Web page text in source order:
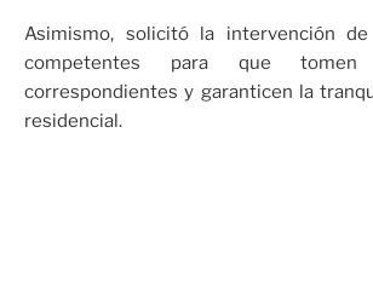
Asimismo, solicitó la intervención
competentes para que tomen
correspondientes y garanticen la
residencial.